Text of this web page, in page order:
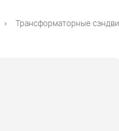
Трансформаторные